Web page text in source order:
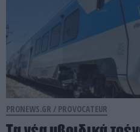
PRONEWS.GR / PROVOCATEUR